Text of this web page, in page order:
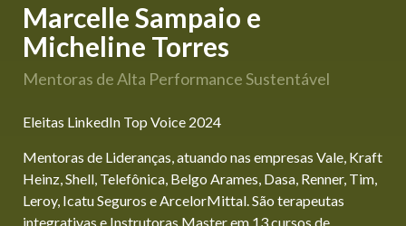
Marcelle Sampaio e
Micheline Torres
Mentoras de Alta Performance Sustentável
Eleitas LinkedIn Top Voice 2024
Mentoras de Lideranças, atuando nas empresas Vale, Kraft
Heinz, Shell, Telefônica, Belgo Arames, Dasa, Renner, Tim,
Leroy, Icatu Seguros e ArcelorMittal. São terapeutas
integrativas e Instrutoras Master em 13 cursos de